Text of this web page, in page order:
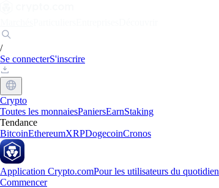
/
Se connecterS'inscrire
Crypto
Toutes les monnaiesPaniersEarnStaking
Tendance
BitcoinEthereumXRPDogecoinCronos
Application Crypto.comPour les utilisateurs du quotidien
Commencer